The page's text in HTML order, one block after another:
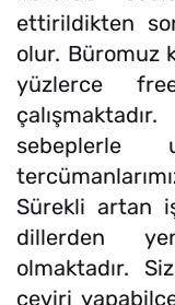
ettirildikten
olur. Büromuz
yüzlerce
sebeplerle
Sürekli artan
dillerden
olmaktadır.
çeviri